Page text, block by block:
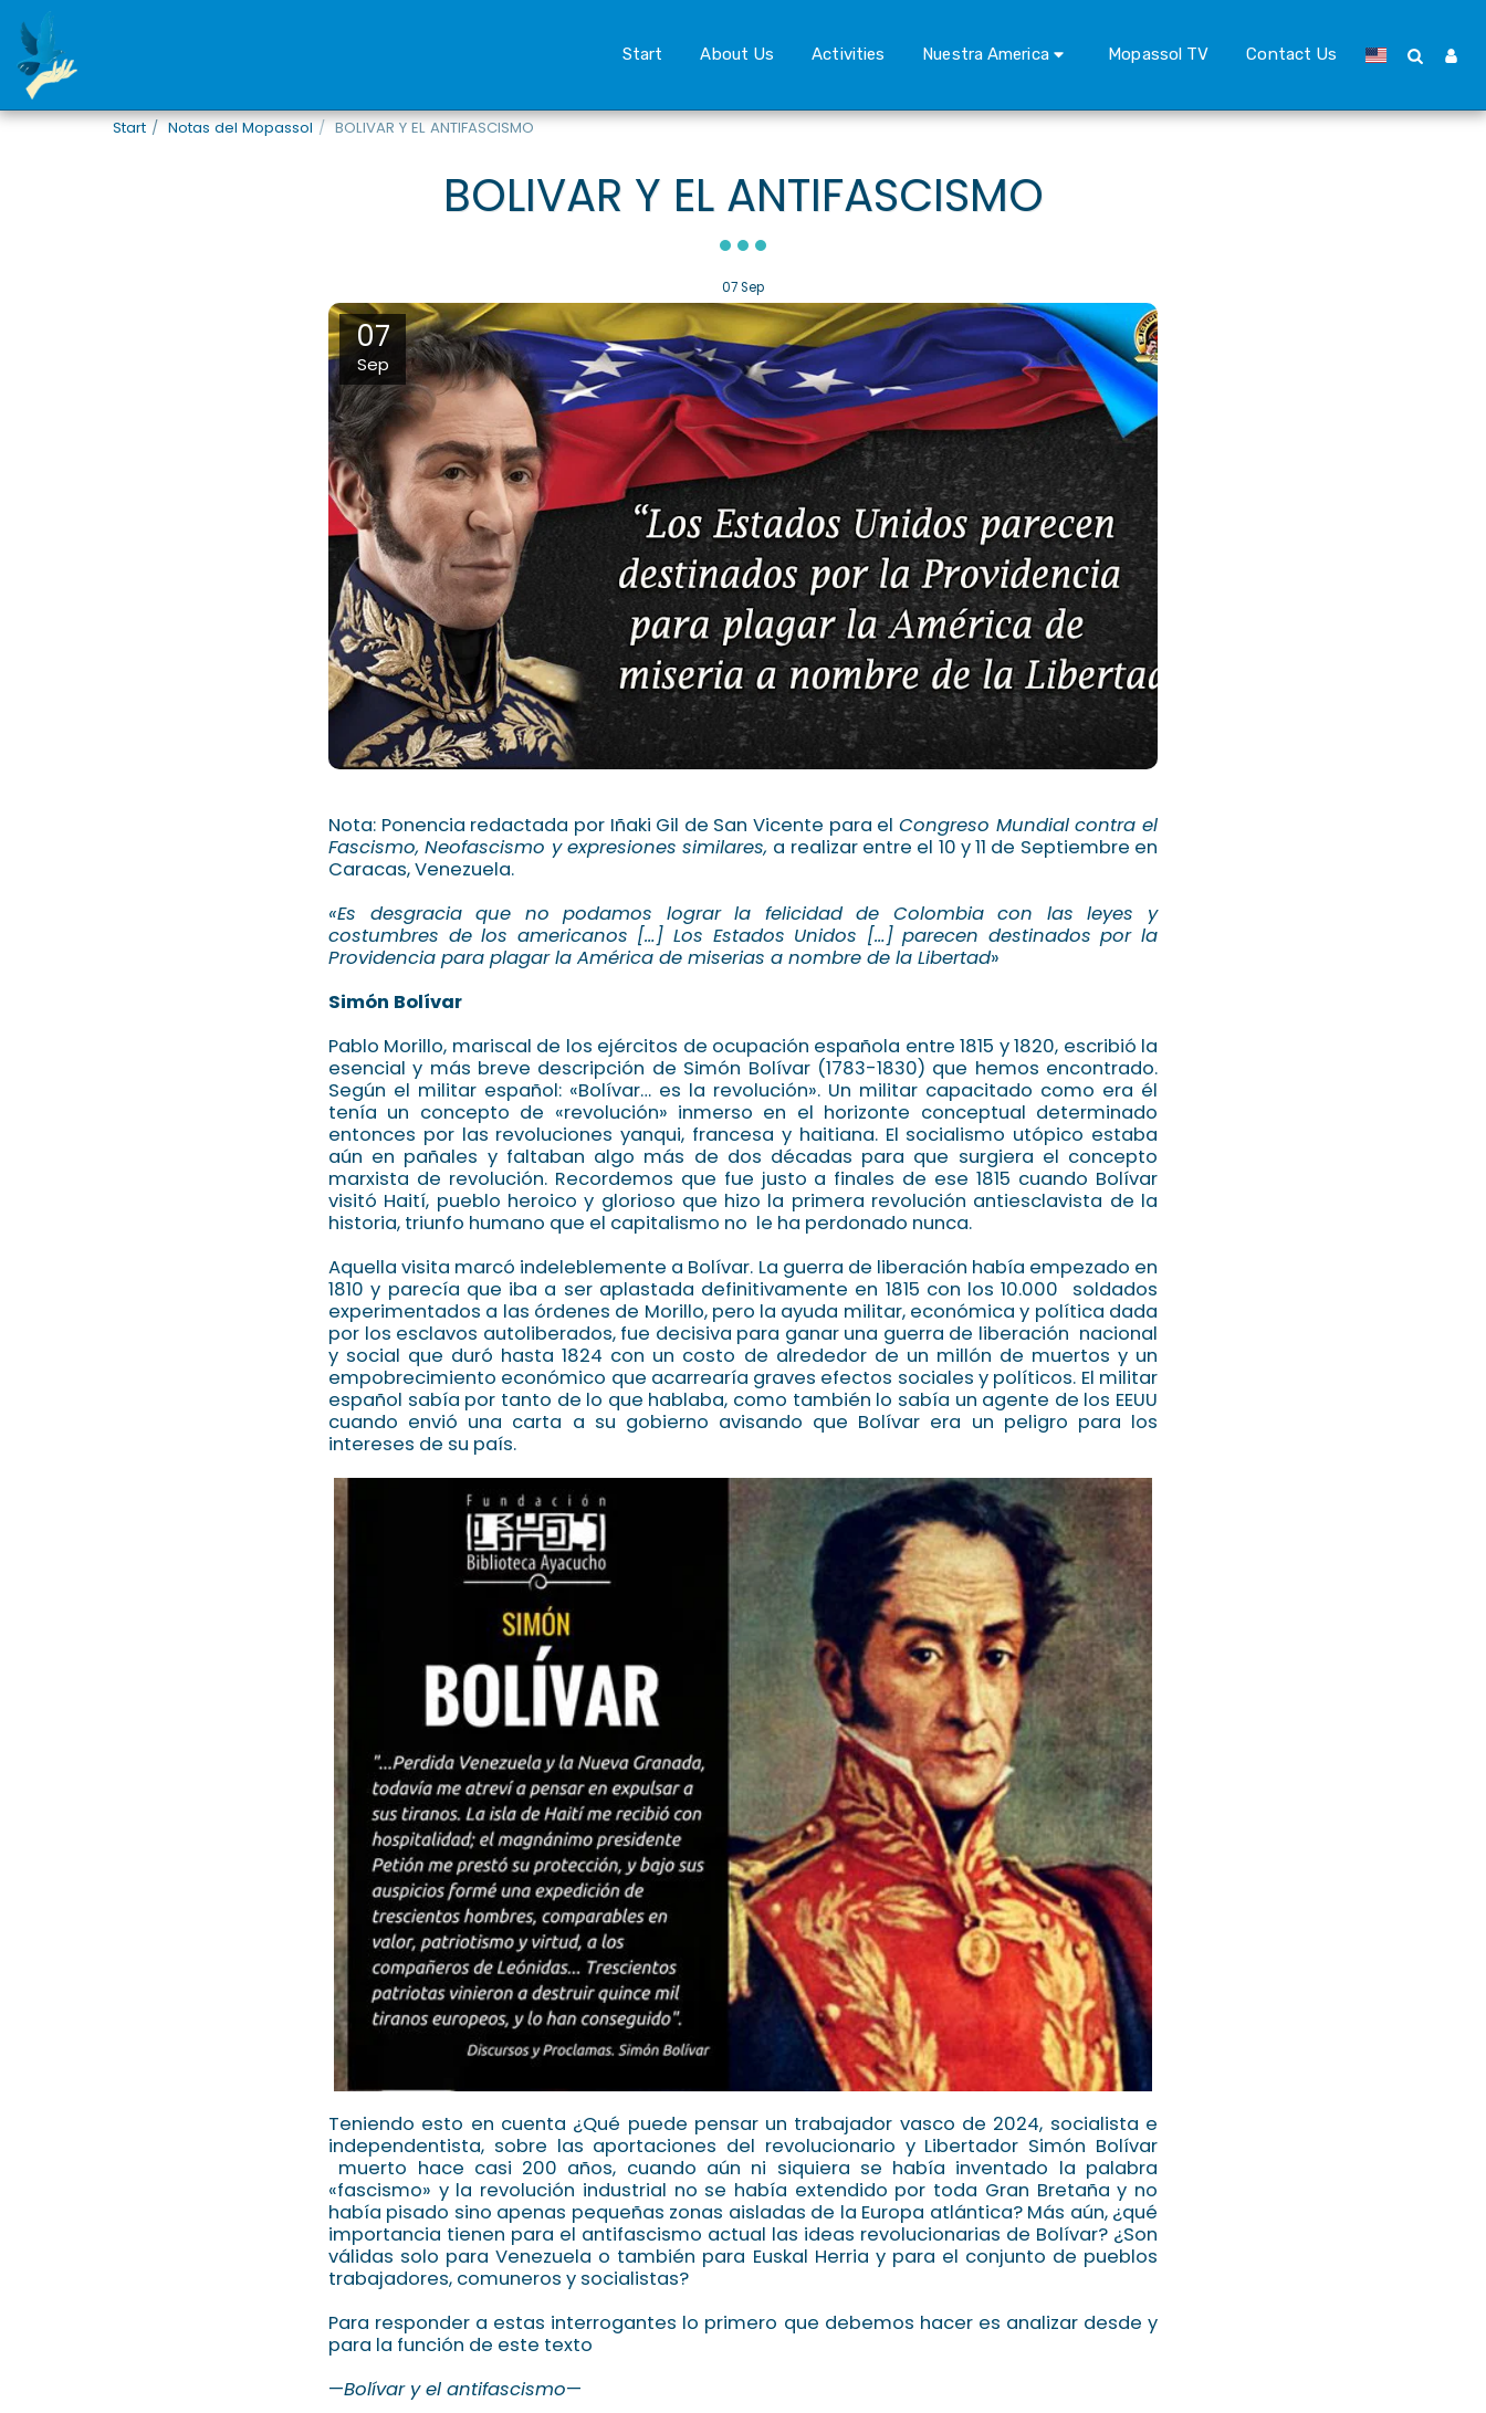
Start About Us Activities Nuestra America Mopassol TV Contact Us
Start Notas del Mopassol BOLIVAR Y EL ANTIFASCISMO
BOLIVAR Y EL ANTIFASCISMO
07Sep
07
Sep
Nota: Ponencia redactada por Iñaki Gil de San Vicente para elCongreso Mundial contra el
Fascismo, Neofascismo y expresiones similares, a realizar entre el 10 y 11 de Septiembre en
Caracas, Venezuela.
«Es desgracia que no podamos lograr la felicidad de Colombia con las leyes y
costumbres de los americanos […] Los Estados Unidos […] parecen destinados por la
Providencia para plagar la América de miserias a nombre de la Libertad»
Simón Bolívar
Pablo Morillo, mariscal de los ejércitos de ocupación española entre 1815 y 1820, escribió la
esencial y más breve descripción de Simón Bolívar (1783-1830) que hemos encontrado.
Según el militar español: «Bolívar… es la revolución». Un militar capacitado como era él
tenía un concepto de «revolución» inmerso en el horizonte conceptual determinado
entonces por las revoluciones yanqui, francesa y haitiana. El socialismo utópico estaba
aún en pañales y faltaban algo más de dos décadas para que surgiera el concepto
marxista de revolución. Recordemos que fue justo a finales de ese 1815 cuando Bolívar
visitó Haití, pueblo heroico y glorioso que hizo la primera revolución antiesclavista de la
historia, triunfo humano que el capitalismo no le ha perdonado nunca.
Aquella visita marcó indeleblemente a Bolívar. La guerra de liberación había empezado en
1810 y parecía que iba a ser aplastada definitivamente en 1815 con los 10.000 soldados
experimentados a las órdenes de Morillo, pero la ayuda militar, económica y política dada
por los esclavos autoliberados, fue decisiva para ganar una guerra de liberación nacional
y social que duró hasta 1824 con un costo de alrededor de un millón de muertos y un
empobrecimiento económico que acarrearía graves efectos sociales y políticos. El militar
español sabía por tanto de lo que hablaba, como también lo sabía un agente de los EEUU
cuando envió una carta a su gobierno avisando que Bolívar era un peligro para los
intereses de su país.
Teniendo esto en cuenta ¿Qué puede pensar un trabajador vasco de 2024, socialista e
independentista, sobre las aportaciones del revolucionario y Libertador Simón Bolívar
muerto hace casi 200 años, cuando aún ni siquiera se había inventado la palabra
«fascismo» y la revolución industrial no se había extendido por toda Gran Bretaña y no
había pisado sino apenas pequeñas zonas aisladas de la Europa atlántica? Más aún, ¿qué
importancia tienen para el antifascismo actual las ideas revolucionarias de Bolívar? ¿Son
válidas solo para Venezuela o también para Euskal Herria y para el conjunto de pueblos
trabajadores, comuneros y socialistas?
Para responder a estas interrogantes lo primero que debemos hacer es analizar desde y
para la función de este texto
—Bolívar y el antifascismo—